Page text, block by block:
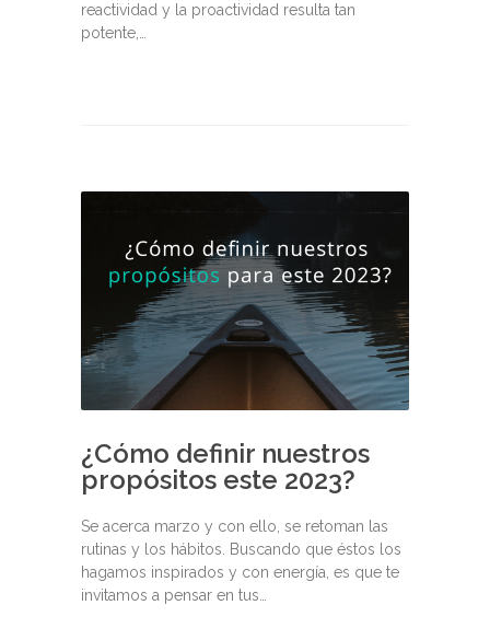
reactividad y la proactividad resulta tan
potente,…
¿Cómo definir nuestros
propósitos este 2023?
Se acerca marzo y con ello, se retoman las
rutinas y los hábitos. Buscando que éstos los
hagamos inspirados y con energía, es que te
invitamos a pensar en tus…